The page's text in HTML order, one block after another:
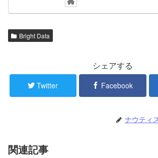
Bright Data
シェアする
Twitter Facebook
ナウティ
関連記事